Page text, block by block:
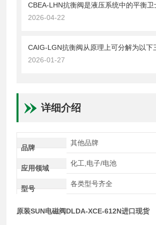
CBEA-LHN抗衡阀是液压系统中的平衡卫
2026-04-22
CAIG-LGN抗衡阀从原理上可分解为以下
2026-01-27
详细介绍
品牌
其他品牌
应用领域
化工,电子/电池
型号
各类型号齐全
原装SUN电磁阀DLDA-XCE-612N进口现货